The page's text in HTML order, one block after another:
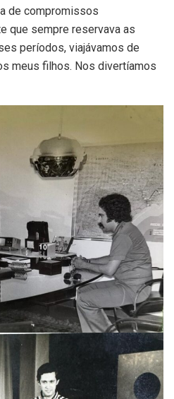
de compromissos
que sempre reservava as
períodos, viajávamos de
meus filhos. Nos divertíamos